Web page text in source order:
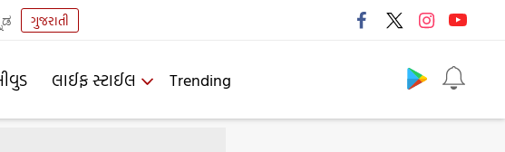
ગુજરાતી
લાઈફ સ્ટાઈલ Trending